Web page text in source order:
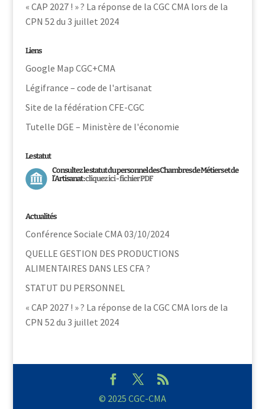
« CAP 2027 ! » ? La réponse de la CGC CMA lors de la
CPN 52 du 3 juillet 2024
Liens
Google Map CGC+CMA
Légifrance – code de l'artisanat
Site de la fédération CFE-CGC
Tutelle DGE – Ministère de l'économie
Le statut
Consultez le statut du personnel des Chambres de Métiers et de
l’Artisanat :cliquez ici - fichier PDF
Actualités
Conférence Sociale CMA 03/10/2024
QUELLE GESTION DES PRODUCTIONS
ALIMENTAIRES DANS LES CFA ?
STATUT DU PERSONNEL
« CAP 2027 ! » ? La réponse de la CGC CMA lors de la
CPN 52 du 3 juillet 2024
© 2025 CGC-CMA